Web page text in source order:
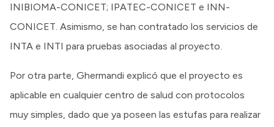
INIBIOMA-CONICET; IPATEC-CONICET e INN-
CONICET. Asimismo, se han contratado los servicios de
INTA e INTI para pruebas asociadas al proyecto.
Por otra parte, Ghermandi explicó que el proyecto es
aplicable en cualquier centro de salud con protocolos
muy simples, dado que ya poseen las estufas para realizar